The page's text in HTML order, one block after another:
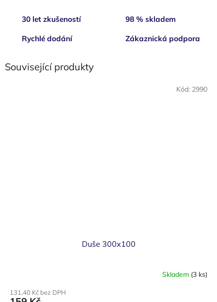
30 let zkušeností 98 % skladem
Rychlé dodání Zákaznická podpora
Související produkty
Duše 300x100
produktu
Skladem (3 ks)
131,40 Kč bez DPH
Kód: 2990